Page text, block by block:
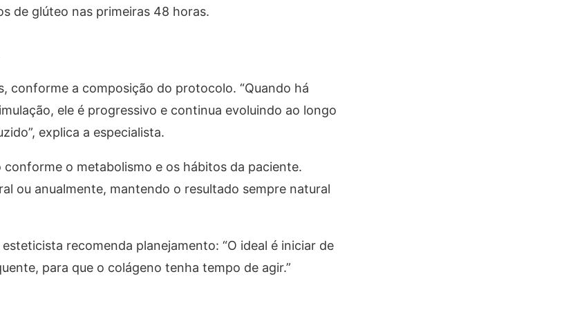
de glúteo nas primeiras 48 horas.
conforme a composição do protocolo. “Quando há
ele é progressivo e continua evoluindo ao longo
explica a especialista.
conforme o metabolismo e os hábitos da paciente.
ou anualmente, mantendo o resultado sempre natural
recomenda planejamento: “O ideal é iniciar de
para que o colágeno tenha tempo de agir.”